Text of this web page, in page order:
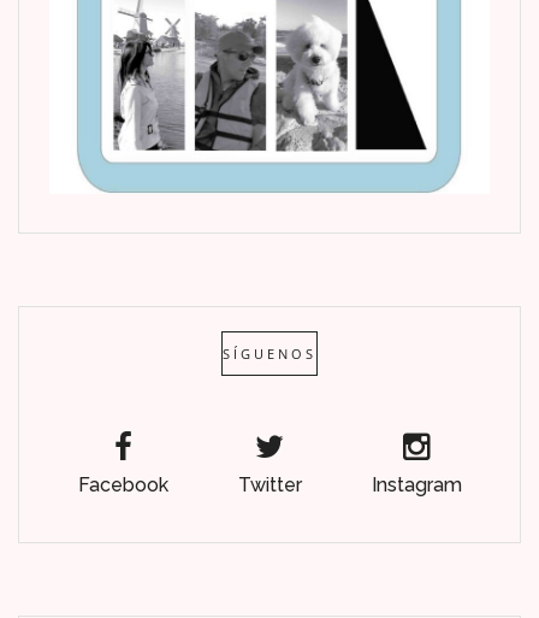
SÍGUENOS
Facebook Twitter Instagram